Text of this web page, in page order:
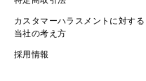
しく召し上がっていただ
カスタマーハラスメントに対する
当社の考え方
採用情報